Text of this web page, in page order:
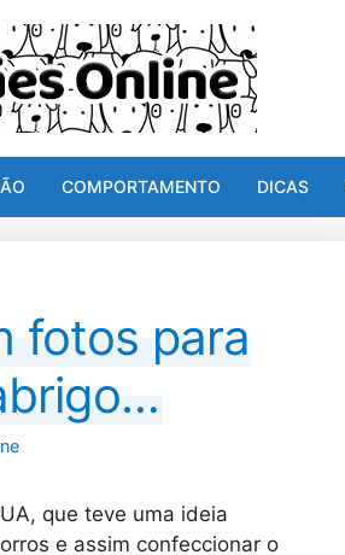
COMPORTAMENTO DICAS
fotos para
que teve uma ideia
e assim confeccionar o